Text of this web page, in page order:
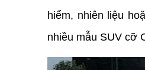
hiểm, nhiên liệu
nhiều mẫu SUV cỡ